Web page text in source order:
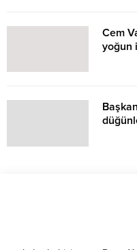
Cem
yoğun